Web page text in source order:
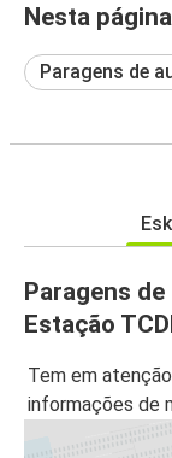
Nesta página
Paragens de
Paragens
Estação
Tem em
informações de